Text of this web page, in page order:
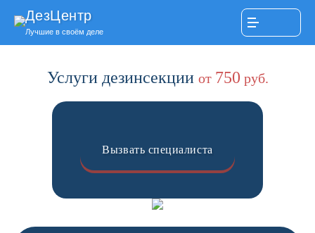
ДезЦентр
Лучшие в своём деле
Услуги дезинсекции от 750 руб.
Вызвать специалиста